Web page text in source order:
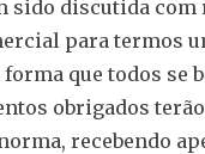
sido discutida com
para termos
que todos se
obrigados
recebendo